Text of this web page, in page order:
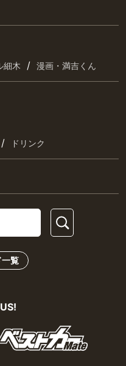
細木 / 漫画・満吉くん
/ ドリンク
一覧